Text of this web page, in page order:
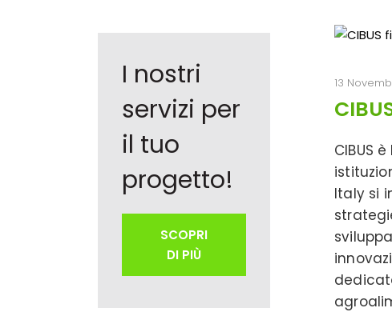
13
CIBUS
Italy si
I nostri
servizi per
il tuo
progetto!
SCOPRI
DI PIÙ